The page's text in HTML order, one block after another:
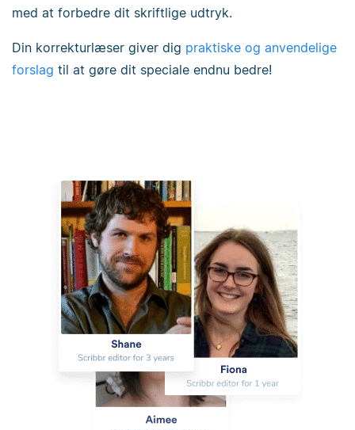
med at forbedre dit skriftlige udtryk.
Din korrekturlæser giver dig praktiske og anvendelige
forslag til at gøre dit speciale endnu bedre!